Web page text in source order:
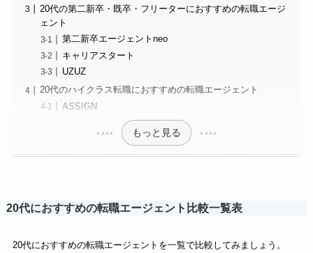
20代の第二新卒・既卒・フリーターにおすすめの転職エージ
ェント
第二新卒エージェントneo
キャリアスタート
UZUZ
20代のハイクラス転職におすすめの転職エージェント
ASSIGN
もっと見る
20代におすすめの転職エージェント比較一覧表
20代におすすめの転職エージェントを一覧で比較してみましょう。